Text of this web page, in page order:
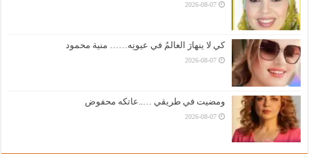
2026-08-07
كي لا ينهارَ العالمُ في عيونِه…… منية محمود
2026-08-07
ومضيت في طريقي …..عاتكه محفوض
2026-08-07